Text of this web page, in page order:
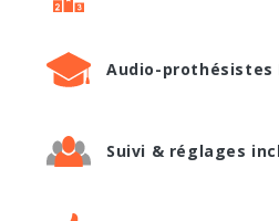
Audio-prothésistes
Suivi & réglages